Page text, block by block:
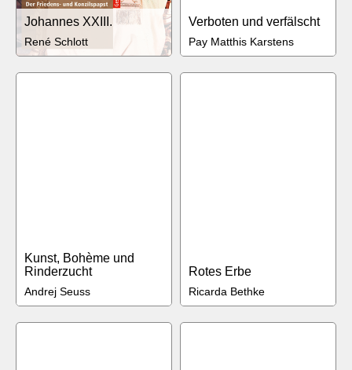
Johannes XXIII.
René Schlott
Verboten und verfälscht
Pay Matthis Karstens
Kunst, Bohème und
Rinderzucht
Andrej Seuss
Rotes Erbe
Ricarda Bethke